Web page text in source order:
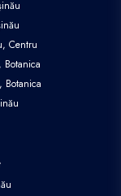
Centru
Botanica